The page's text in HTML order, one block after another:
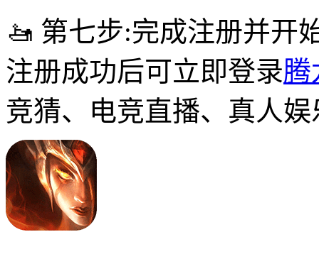
🚤 第七步:完成注册并开
注册成功后可立即登录腾
竞猜、电竞直播、真人